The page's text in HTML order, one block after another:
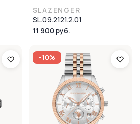
SLAZENGER
SL.09.2121.2.01
11 900 руб.
-10%